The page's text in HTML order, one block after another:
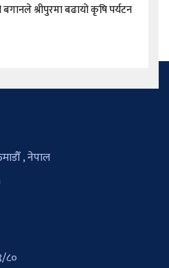
श्रीपुरमा बढायो कृषि पर्यटन
, नेपाल
८०